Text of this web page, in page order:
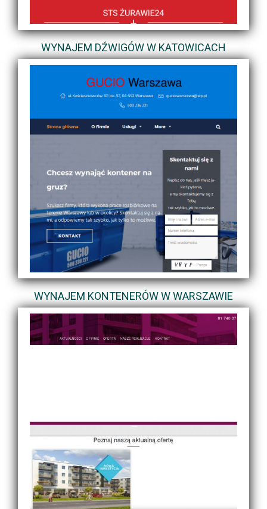
WYNAJEM DŹWIGÓW W KATOWICACH
WYNAJEM KONTENERÓW W WARSZAWIE